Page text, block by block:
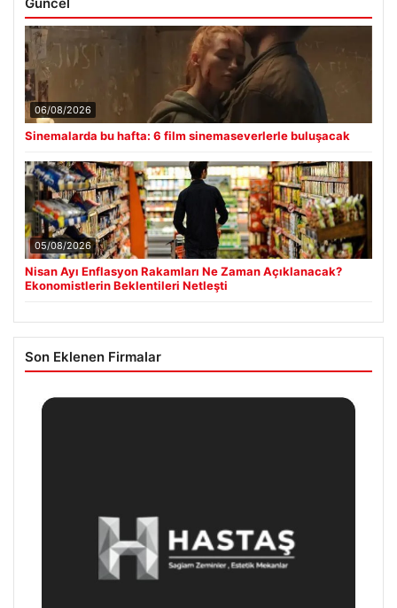
Güncel
06/08/2026
Sinemalarda bu hafta: 6 film sinemaseverlerle buluşacak
05/08/2026
Nisan Ayı Enflasyon Rakamları Ne Zaman Açıklanacak?
Ekonomistlerin Beklentileri Netleşti
Son Eklenen Firmalar